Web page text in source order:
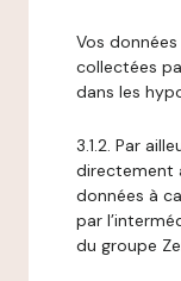
Vos
collectées
dans les
3.1.2. Par
directement
données à
par
du groupe